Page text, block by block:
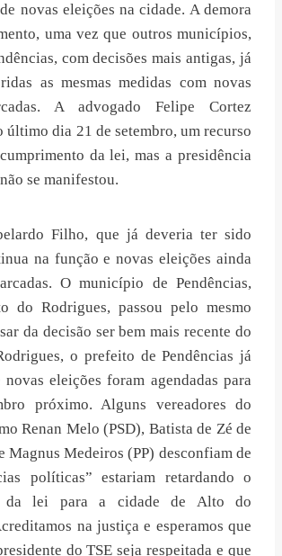
novas eleições na cidade. A demora
uma vez que outros municípios,
com decisões mais antigas, já
as mesmas medidas com novas
A advogado Felipe Cortez
último dia 21 de setembro, um recurso
da lei, mas a presidência
se manifestou.
Filho, que já deveria ter sido
na função e novas eleições ainda
O município de Pendências,
do Rodrigues, passou pelo mesmo
da decisão ser bem mais recente do
o prefeito de Pendências já
eleições foram agendadas para
próximo. Alguns vereadores do
Renan Melo (PSD), Batista de Zé de
Magnus Medeiros (PP) desconfiam de
políticas” estariam retardando o
da lei para a cidade de Alto do
na justiça e esperamos que
do TSE seja respeitada e que